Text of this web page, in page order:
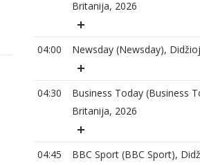
Britanija, 2026
04:00 Newsday (Newsday),
04:30
Business Today (Business
Britanija, 2026
04:45
BBC Sport (BBC Sport),